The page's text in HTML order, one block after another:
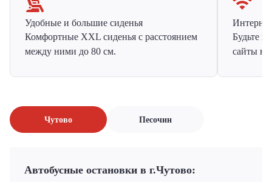
Удобные и большие сиденья
Комфортные XXL сиденья с расстоянием
между ними до 80 см.
Будьте
сайты на
Чутово Песочин
Автобусные остановки в г.Чутово: